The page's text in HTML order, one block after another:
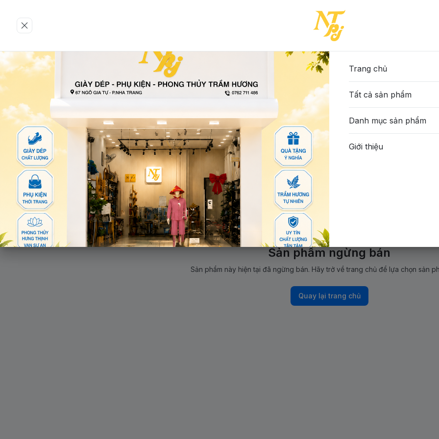
Sản phẩm ngừng bán
Sản phẩm này hiện tại đã ngừng bán. Hãy trở về trang chủ để lựa chọn sản
Quay lại trang chủ
Trang chủ
Tất cả sản phẩm
Danh mục sản phẩm
Giới thiệu